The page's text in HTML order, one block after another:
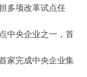
多项改革试点任
中央企业之一，首
家完成中央企业集